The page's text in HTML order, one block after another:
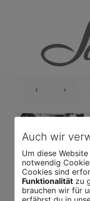
ca. 50er Jahre
Auch wir
Um diese
notwendig
Cookies sind
Funktionalitätzu
brauchen wir für